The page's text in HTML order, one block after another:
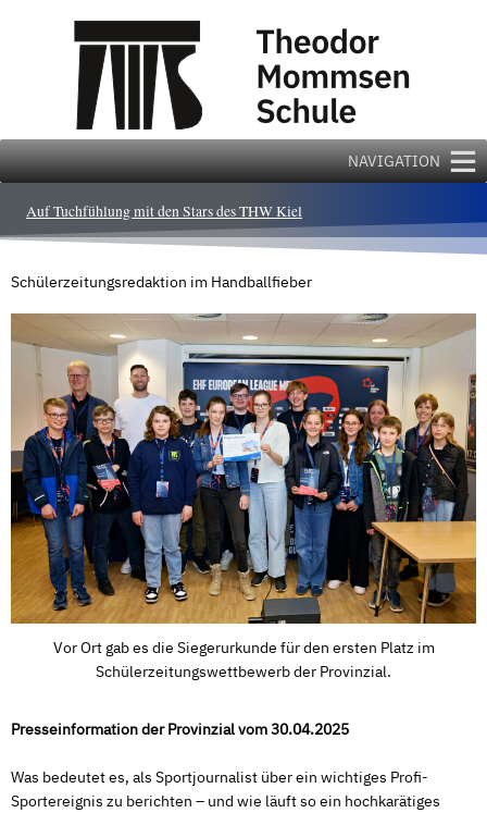
NAVIGATION
Auf Tuchfühlung mit den Stars des THW Kiel
Schülerzeitungsredaktion im Handballfieber
Vor Ort gab es die Siegerurkunde für den ersten Platz im
Schülerzeitungswettbewerb der Provinzial.
Presseinformation der Provinzial vom 30.04.2025
Was bedeutet es, als Sportjournalist über ein wichtiges Profi-
Sportereignis zu berichten – und wie läuft so ein hochkarätiges